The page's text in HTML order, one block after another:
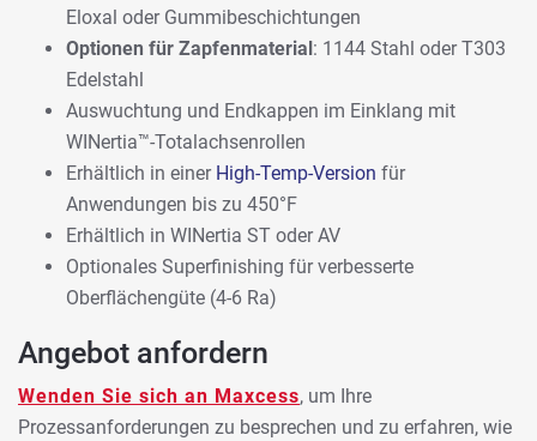
Eloxal oder Gummibeschichtungen
Optionen für Zapfenmaterial: 1144 Stahl oder T303
Edelstahl
Auswuchtung und Endkappen im Einklang mit
WINertia™-Totalachsenrollen
Erhältlich in einer High-Temp-Version für
Anwendungen bis zu 450°F
Erhältlich in WINertia ST oder AV
Optionales Superfinishing für verbesserte
Oberflächengüte (4-6 Ra)
Angebot anfordern
Wenden Sie sich an Maxcess, um Ihre
Prozessanforderungen zu besprechen und zu erfahren, wie